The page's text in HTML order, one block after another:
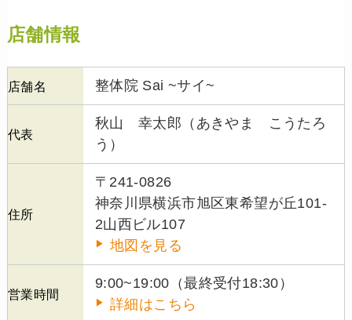
店舗情報
店舗名 整体院 Sai ~サイ~
代表
秋山 幸太郎（あきやま こうたろ
う）
住所
〒241-0826
神奈川県横浜市旭区東希望が丘101-
2山西ビル107
地図を見る
営業時間
9:00~19:00（最終受付18:30）
詳細はこちら